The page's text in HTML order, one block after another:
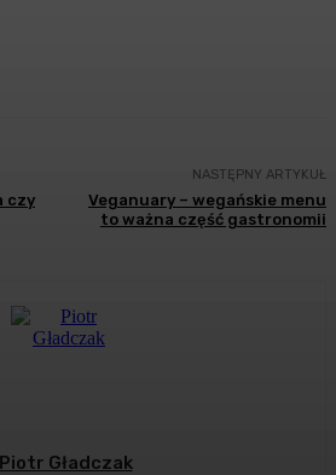
czy
NASTĘPNY ARTYKUŁ
Veganuary – wegańskie menu
to ważna część gastronomii
Piotr Gładczak